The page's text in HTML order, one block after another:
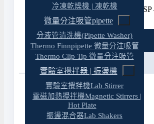
冷凍乾燥機 | 凍乾機
微量分注吸管pipette
分液管清洗機(Pipette Washer)
Thermo Finnpipette 微量分注吸管
Thermo Clip Tip 微量分注吸管
實驗室攪拌器 | 振盪機
實驗室攪拌機Lab Stirrer
電磁加熱攪拌機Magnetic Stirrers |
Hot Plate
振盪混合器Lab Shakers
從原理、反應時間、介面到
特色
產品特色